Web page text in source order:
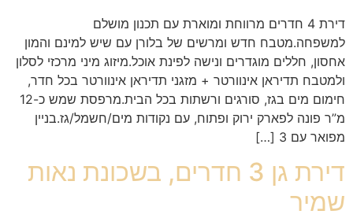
דירת 4 חדרים מרווחת ומוארת עם תכנון מושלם
למשפחה.מטבח חדש ומרשים של בלורן עם שיש למינם והמון
אחסון, חללים מוגדרים ונישה לפינת אוכל.מיזוג מיני מרכזי לסלון
ולמטבח תדיראן אינוורטר + מזגני תדיראן אינוורטר בכל חדר,
חימום מים בגז, סורגים ורשתות בכל הבית.מרפסת שמש כ-12
מ”ר פונה לפארק ירוק ופתוח, עם נקודות מים/חשמל/גז.בניין
מפואר עם 3 […]
דירת גן 3 חדרים, בשכונת נאות
שמיר